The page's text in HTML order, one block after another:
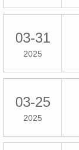
03-31
2025
03-25
2025